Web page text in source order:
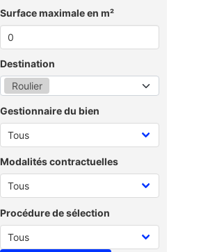
Surface maximale en m²
Destination
Roulier
Gestionnaire du bien
Modalités contractuelles
Procédure de sélection